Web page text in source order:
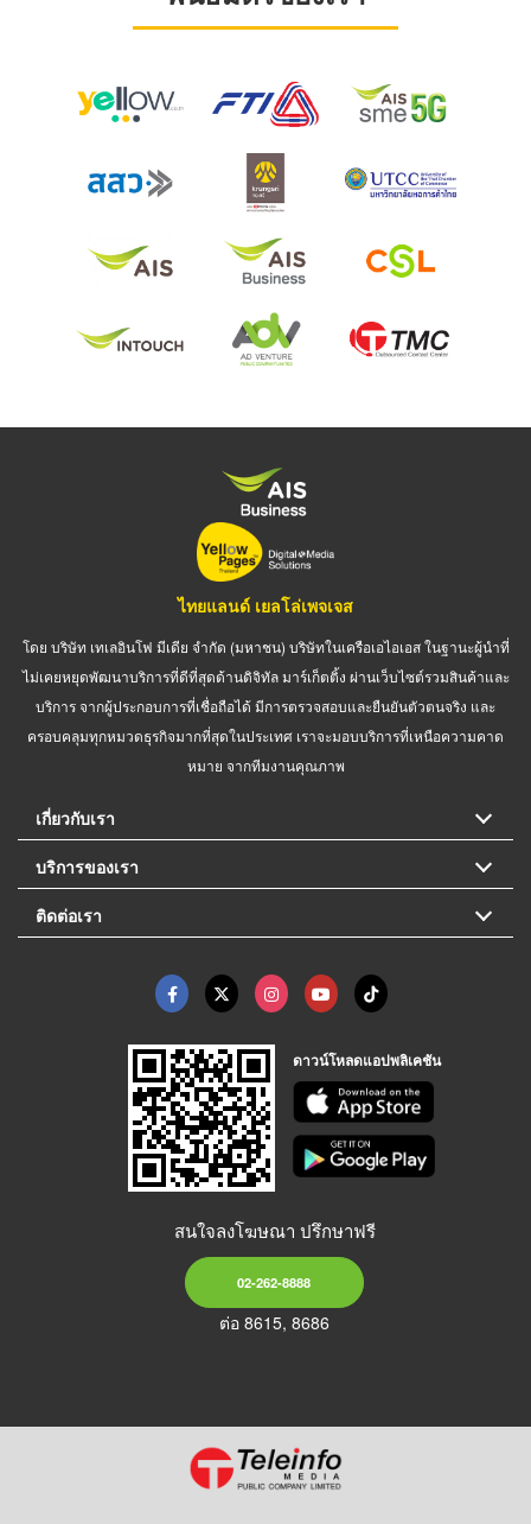
ไทยแลนด์ เยลโล่เพจเจส
โดย บริษัท เทเลอินโฟ มีเดีย จำกัด (มหาชน) บริษัทในเครือเอไอเอส ในฐานะผู้นำที่
ไม่เคยหยุดพัฒนาบริการที่ดีที่สุดด้านดิจิทัล มาร์เก็ตติ้ง ผ่านเว็บไซต์รวมสินค้าและ
บริการ จากผู้ประกอบการที่เชื่อถือได้ มีการตรวจสอบและยืนยันตัวตนจริง และ
ครอบคลุมทุกหมวดธุรกิจมากที่สุดในประเทศ เราจะมอบบริการที่เหนือความคาด
หมาย จากทีมงานคุณภาพ
เกี่ยวกับเรา
บริการของเรา
ติดต่อเรา
ดาวน์โหลดแอปพลิเคชัน
สนใจลงโฆษณา ปรึกษาฟรี
02-262-8888
ต่อ 8615, 8686